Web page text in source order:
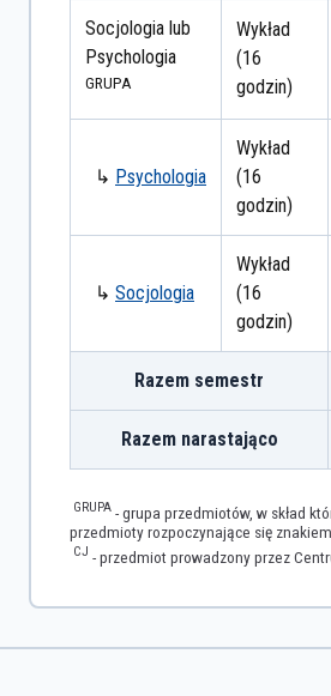
Socjologia lub
Psychologia
GRUPA
Wykład
(16
godzin)
↳ Psychologia
Wykład
(16
godzin)
↳ Socjologia
Wykład
(16
godzin)
Razem semestr
Razem narastająco
GRUPA - grupa przedmiotów, w skład
przedmioty rozpoczynające się
CJ - przedmiot prowadzony przez